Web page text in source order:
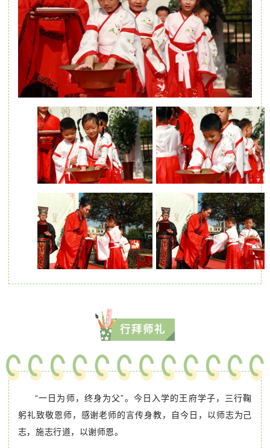
行拜师礼
“一日为师，终身为父”。今日入学的王府学子，三行鞠
躬礼致敬恩师，感谢老师的言传身教，自今日，以师志为己
志，施志行道，以谢师恩。